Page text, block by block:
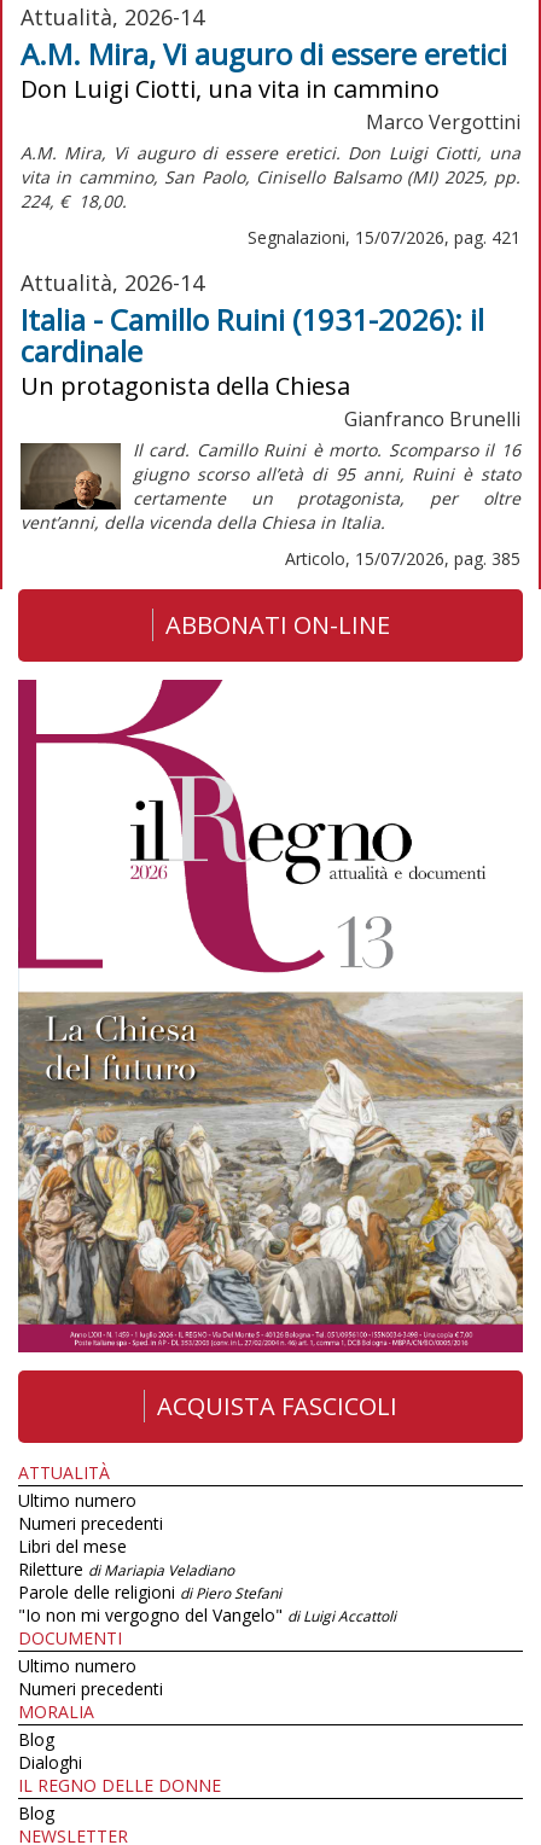
Attualità, 2026-14
A.M. Mira, Vi auguro di essere eretici
Don Luigi Ciotti, una vita in cammino
Marco Vergottini
A.M. Mira, Vi auguro di essere eretici. Don Luigi Ciotti, una
vita in cammino, San Paolo, Cinisello Balsamo (MI) 2025, pp.
224, € 18,00.
Segnalazioni, 15/07/2026, pag. 421
Attualità, 2026-14
Italia - Camillo Ruini (1931-2026): il
cardinale
Un protagonista della Chiesa
Gianfranco Brunelli
Il card. Camillo Ruini è morto. Scomparso il 16
giugno scorso all’età di 95 anni, Ruini è stato
certamente un protagonista, per oltre
vent’anni, della vicenda della Chiesa in Italia.
Articolo, 15/07/2026, pag. 385
ABBONATI ON-LINE
ACQUISTA FASCICOLI
ATTUALITÀ
Ultimo numero
Numeri precedenti
Libri del mese
Riletture di Mariapia Veladiano
Parole delle religioni di Piero Stefani
"Io non mi vergogno del Vangelo" di Luigi Accattoli
DOCUMENTI
Ultimo numero
Numeri precedenti
MORALIA
Blog
Dialoghi
IL REGNO DELLE DONNE
Blog
NEWSLETTER